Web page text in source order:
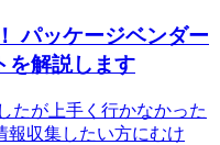
パッケージベンダー
を解説します
たが上手く行かなかった
報収集したい方にむけ